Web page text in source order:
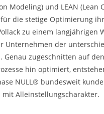
Modeling) und LEAN (Lean
die stetige Optimierung
zu einem langjährigen
Unternehmen der
Genau zugeschnitten auf
hin optimiert,
NULL® bundesweit
mit Alleinstellungscharakter.